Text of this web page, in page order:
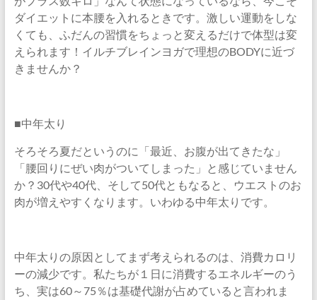
ダイエットに本腰を入れるときです。激しい運動をしな
くても、ふだんの習慣をちょっと変えるだけで体型は変
えられます！イルチブレインヨガで理想のBODYに近づ
きませんか？
■中年太り
そろそろ夏だというのに「最近、お腹が出てきたな」
「腰回りにぜい肉がついてしまった」と感じていません
か？30代や40代、そして50代ともなると、ウエストのお
肉が増えやすくなります。いわゆる中年太りです。
中年太りの原因としてまず考えられるのは、消費カロリ
ーの減少です。私たちが１日に消費するエネルギーのう
ち、実は60～75％は基礎代謝が占めていると言われま